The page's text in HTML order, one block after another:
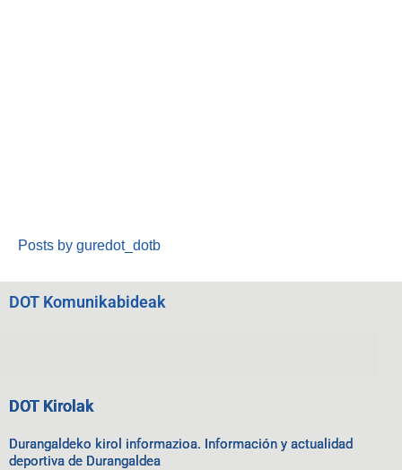
Posts by guredot_dotb
DOT Komunikabideak
DOT Kirolak
Durangaldeko kirol informazioa. Información y actualidad
deportiva de Durangaldea